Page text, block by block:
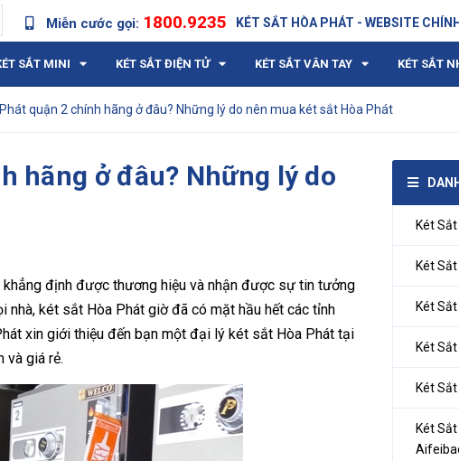
Miễn cước gọi: 1800.9235 KÉT SẮT HÒA PHÁT - WEBSITE
SẮT MINI KÉT SẮT ĐIỆN TỬ KÉT SẮT VÂN TAY KÉT SẮT
quận 2 chính hãng ở đâu? Những lý do nên mua két sắt Hòa Phát
hãng ở đâu? Những lý do
định được thương hiệu và nhận được sự tin tưởng
nhà, két sắt Hòa Phát giờ đã có mặt hầu hết các tỉnh
xin giới thiệu đến bạn một đại lý két sắt Hòa Phát tại
và giá rẻ.
Két Sắt
Két
Két
Két
Két Sắt
Két Sắt